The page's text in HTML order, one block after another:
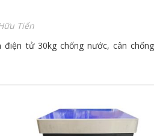
Tiến
tử 30kg chống nước, cân chống